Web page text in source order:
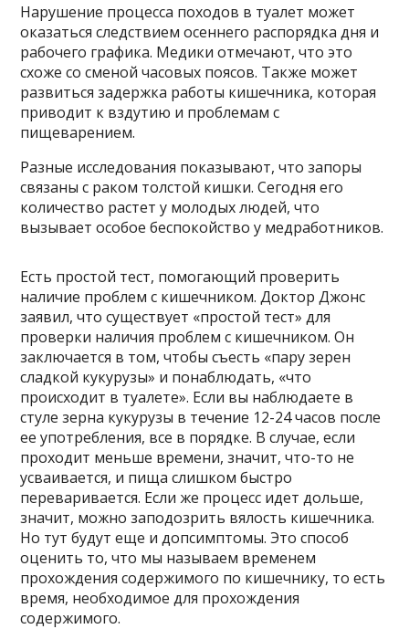
Нарушение процесса походов в туалет может
оказаться следствием осеннего распорядка дня и
рабочего графика. Медики отмечают, что это
схоже со сменой часовых поясов. Также может
развиться задержка работы кишечника, которая
приводит к вздутию и проблемам с
пищеварением.
Разные исследования показывают, что запоры
связаны с раком толстой кишки. Сегодня его
количество растет у молодых людей, что
вызывает особое беспокойство у медработников.
Есть простой тест, помогающий проверить
наличие проблем с кишечником. Доктор Джонс
заявил, что существует «простой тест» для
проверки наличия проблем с кишечником. Он
заключается в том, чтобы съесть «пару зерен
сладкой кукурузы» и понаблюдать, «что
происходит в туалете». Если вы наблюдаете в
стуле зерна кукурузы в течение 12-24 часов после
ее употребления, все в порядке. В случае, если
проходит меньше времени, значит, что-то не
усваивается, и пища слишком быстро
переваривается. Если же процесс идет дольше,
значит, можно заподозрить вялость кишечника.
Но тут будут еще и допсимптомы. Это способ
оценить то, что мы называем временем
прохождения содержимого по кишечнику, то есть
время, необходимое для прохождения
содержимого.